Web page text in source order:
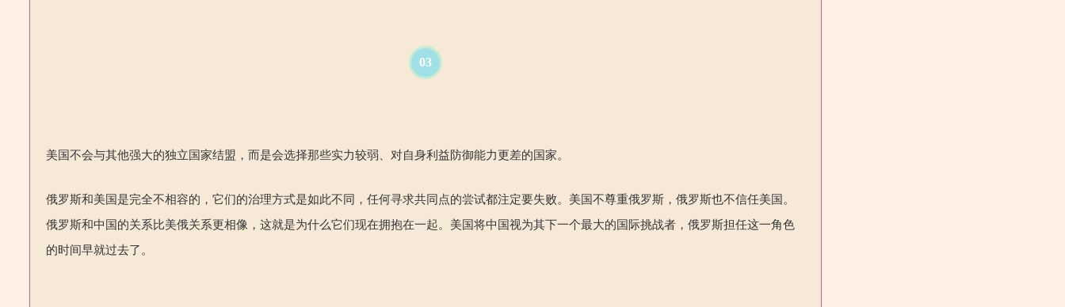
03
美国不会与其他强大的独立国家结盟，而是会选择那些实力较弱、对自身利益防御能力更差的国家。
俄罗斯和美国是完全不相容的，它们的治理方式是如此不同，任何寻求共同点的尝试都注定要失败。美国不尊重俄罗斯，俄罗斯也不信任美国。
俄罗斯和中国的关系比美俄关系更相像，这就是为什么它们现在拥抱在一起。美国将中国视为其下一个最大的国际挑战者，俄罗斯担任这一角色
的时间早就过去了。